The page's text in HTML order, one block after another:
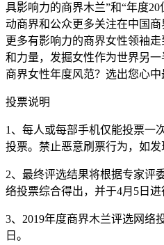
具影响力的商界木兰”和“年度
动商界和公众更多关注在中国
更多有影响力的商界女性领袖
和力量，发掘女性作为世界另
商界女性年度风范？选出您心中
投票说明
1、每人或每部手机仅能投票一
投票。禁止恶意刷票行为，如发
2、最终评选结果将根据专家评
络投票综合得出，并于4月5日进
3、2019年度商界木兰评选网络
日。